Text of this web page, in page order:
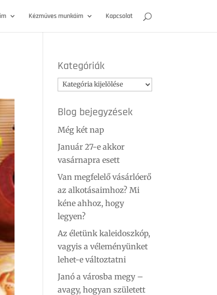
Kézműves munkáim Kapcsolat
Kategóriák
Kategóriák
Blog bejegyzések
Még két nap
Január 27-e akkor
vasárnapra esett
Van megfelelő vásárlóerő
az alkotásaimhoz? Mi
kéne ahhoz, hogy
legyen?
Az életünk kaleidoszkóp,
vagyis a véleményünket
lehet-e változtatni
Janó a városba megy –
avagy, hogyan született